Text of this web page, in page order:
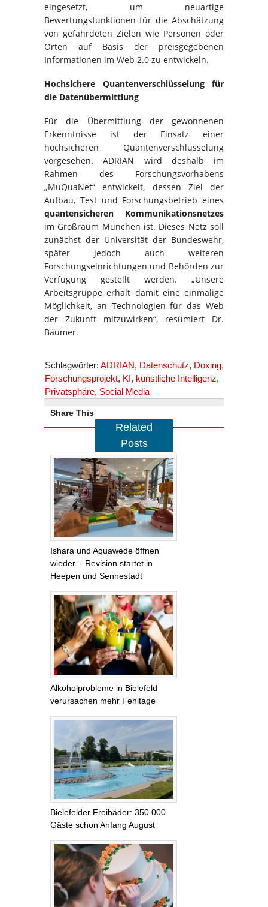
eingesetzt, um neuartige
Bewertungsfunktionen für die Abschätzung
von gefährdeten Zielen wie Personen oder
Orten auf Basis der preisgegebenen
Informationen im Web 2.0 zu entwickeln.
Hochsichere Quantenverschlüsselung für
die Datenübermittlung
Für die Übermittlung der gewonnenen
Erkenntnisse ist der Einsatz einer
hochsicheren Quantenverschlüsselung
vorgesehen. ADRIAN wird deshalb im
Rahmen des Forschungsvorhabens
„MuQuaNet“ entwickelt, dessen Ziel der
Aufbau, Test und Forschungsbetrieb eines
quantensicheren Kommunikationsnetzes
im Großraum München ist. Dieses Netz soll
zunächst der Universität der Bundeswehr,
später jedoch auch weiteren
Forschungseinrichtungen und Behörden zur
Verfügung gestellt werden. „Unsere
Arbeitsgruppe erhält damit eine einmalige
Möglichkeit, an Technologien für das Web
der Zukunft mitzuwirken“, resümiert Dr.
Bäumer.
Schlagwörter: ADRIAN, Datenschutz, Doxing,
Forschungsprojekt, KI, künstliche Intelligenz,
Privatsphäre, Social Media
Share This
Related
Posts
Ishara und Aquawede öffnen
wieder – Revision startet in
Heepen und Sennestadt
Alkoholprobleme in Bielefeld
verursachen mehr Fehltage
Bielefelder Freibäder: 350.000
Gäste schon Anfang August